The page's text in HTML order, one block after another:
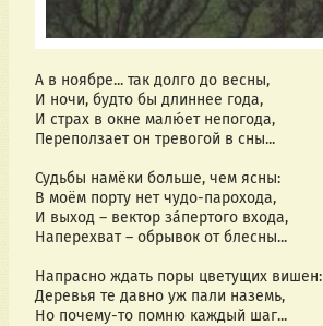
А в ноябре... так долго до весны,
И ночи, будто бы длиннее года,
И страх в окне малю́ет непогода,
Переползает он тревогой в сны...
Судьбы намёки больше, чем ясны:
В моём порту нет чудо-парохода,
И выход – вектор за́пертого входа,
Наперехват – обрывок от блесны...
Напрасно ждать поры цветущих вишен:
Деревья те давно уж пали наземь,
Но почему-то помню каждый шаг...